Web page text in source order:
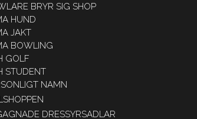
BRYR SIG SHOP
HUND
JAKT
BOWLING
GOLF
STUDENT
NAMN
DRESSYRSADLAR